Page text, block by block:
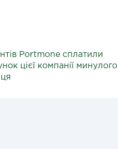
Portmone сплатили
цієї компанії минулого